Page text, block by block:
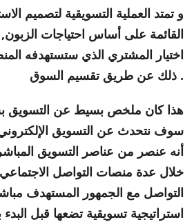
و تمتد العملية التسويقية لتصميم
القائمة على أساس احتياجات
اختيار المشتري الذي ستستهدفه
ذلك عن طريق تقسيم السوق .
هذا كان ملخص بسيط عن التسويق
سوف نتحدث عن التسويق
أنه عنصر من عناصر التسويق
خلال عدة منصات التواصل
التواصل مع الجمهور المستهدف
استراتيجية تسويقية تضعها قبل